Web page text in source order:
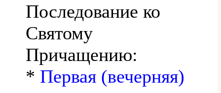
Последование ко
Святому
Причащению:
* Первая (вечерняя)